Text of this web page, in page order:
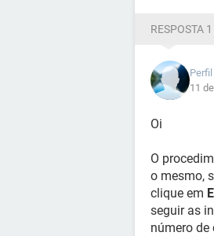
RESPOSTA
11
Oi
O
o mesmo,
clique em
seguir as
número de